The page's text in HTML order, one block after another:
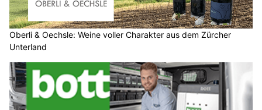
Oberli & Oechsle: Weine voller Charakter aus dem Zürcher
Unterland